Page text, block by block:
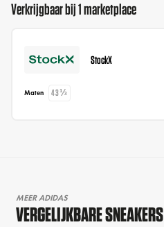
Verkrijgbaar bij 1 marketplace
StockX
Maten 43⅓
MEER ADIDAS
VERGELIJKBARE SNEAKERS